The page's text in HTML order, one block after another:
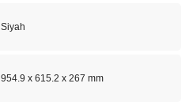
Siyah
954.9 x 615.2 x 267 mm